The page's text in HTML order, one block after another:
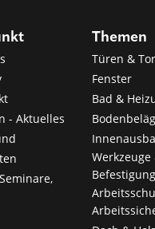
- Aktuelles
Themen
Türen &
Fenster
Bad &
Werkzeuge